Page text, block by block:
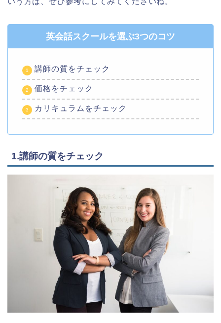
英会話スクールを選ぶ3つのコツ
講師の質をチェック
価格をチェック
カリキュラムをチェック
1.講師の質をチェック